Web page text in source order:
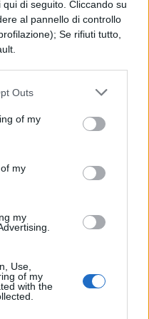
di seguito. Cliccando su
al pannello di controllo
Se rifiuti tutto,
Outs
of my
my
my
Use,
of my
with the
che per lei
L’anno
proprio di sì!
Island VIP
cast di tutte le